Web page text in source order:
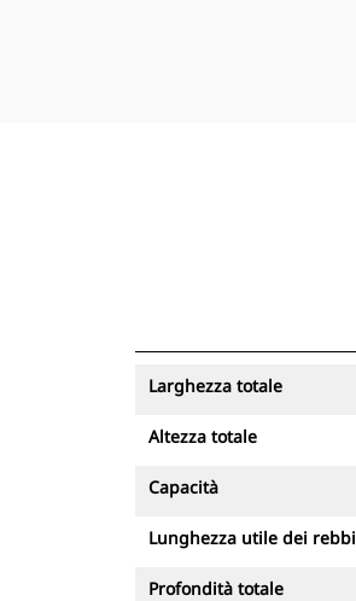
Larghezza totale
Altezza totale
Capacità
Lunghezza utile dei rebbi
Profondità totale